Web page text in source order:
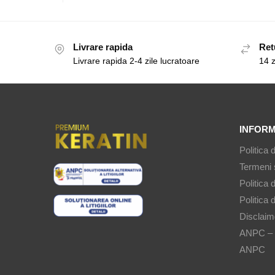
Livrare rapida
Livrare rapida 2-4 zile lucratoare 14
Politica
Termeni
Politica
Politica
ANPC –
ANPC